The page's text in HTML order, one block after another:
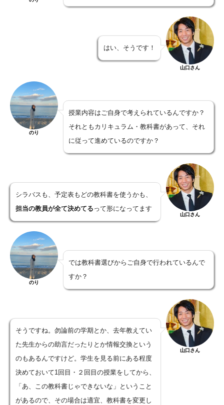
はい、そうです！
山口さん
のり
授業内容はご自身で考えられているんですか？
それともカリキュラム・教科書があって、それ
に従って進めているのですか？
シラバスも、予定表もどの教科書を使うかも、
担当の教員が全て決めてる って形になってます
山口さん
のり
では教科書選びからご自身で行われているんで
すか？
そうですね。勿論前の学期とか、去年教えてい
た先生からの助言だったりとか情報交換という
のもあるんですけど。学生を見る前にある程度
決めておいて1回目・２回目の授業をしてから、
「あ、この教科書じゃできないな」ということ
があるので、その場合は適宜、教科書を変更し
山口さん